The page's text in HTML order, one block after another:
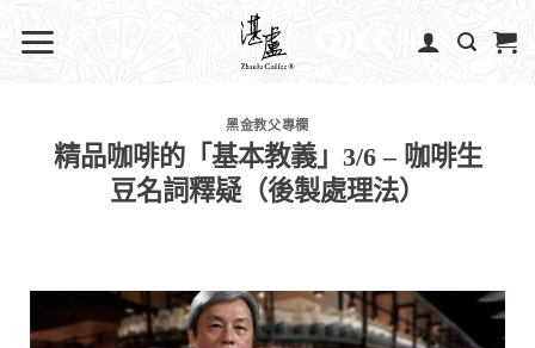
黑金教父專欄
精品咖啡的「基本教義」3/6 – 咖啡生
豆名詞釋疑（後製處理法）